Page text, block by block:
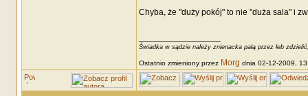
Chyba, że "duży pokój" to nie "duża sala" i
Świadka w sądzie należy znienacka pałą przez łeb
Ostatnio zmieniony przez Morg dnia 02-12-2009,